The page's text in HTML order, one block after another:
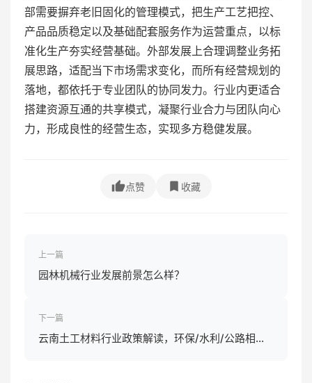
部需要摒弃老旧固化的管理模式，把生产工艺把控、
产品品质稳定以及基础配套服务作为运营重点，以标
准化生产夯实经营基础。外部发展上合理调整业务拓
展思路，适配当下市场需求变化，而所有经营规划的
落地，都依托于专业团队的协同发力。行业内更适合
搭建资源互通的共享模式，凝聚行业合力与团队向心
力，形成良性的经营生态，实现多方稳健发展。
点赞 收藏
上一篇
园林机械行业发展前景怎么样？
下一篇
云南土工材料行业政策解读，环保/水利/公路相关